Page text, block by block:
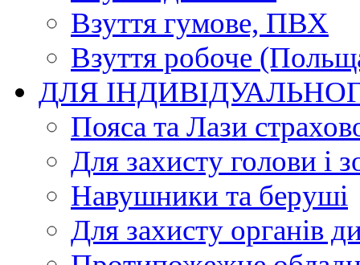
Взуття гумове, ПВХ
Взуття робоче
ДЛЯ
Пояса та Лази
Для захисту голови і
Навушники та беруші
Для захисту органів